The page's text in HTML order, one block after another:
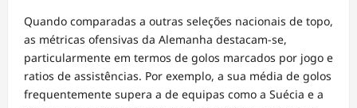
Quando comparadas a outras seleções nacionais de topo,
as métricas ofensivas da Alemanha destacam-se,
particularmente em termos de golos marcados por jogo e
ratios de assistências. Por exemplo, a sua média de golos
frequentemente supera a de equipas como a Suécia e a